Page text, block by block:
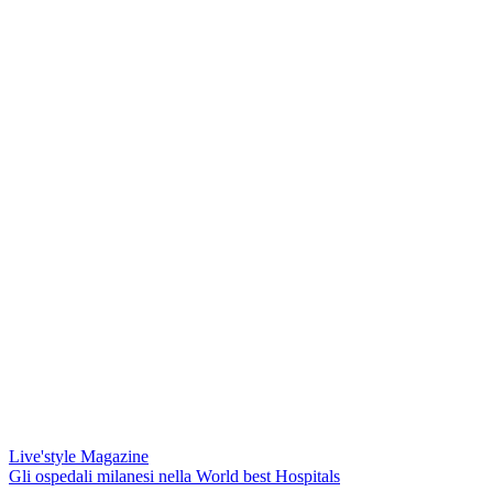
Live'style Magazine
Gli ospedali milanesi nella World best Hospitals